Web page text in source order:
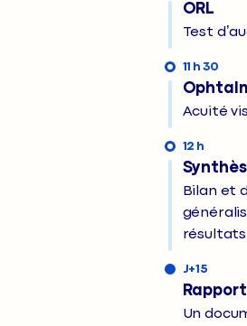
ORL
Test
11 h 30
Acuité
12 h
Bilan et
résultats
J+15
Un